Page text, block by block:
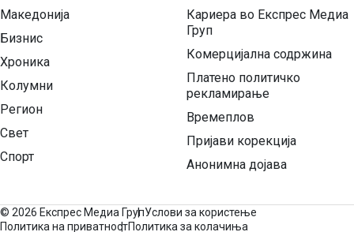
Македонија
Бизнис
Хроника
Колумни
Регион
Свет
Спорт
Кариера во Експрес Медиа
Груп
Комерцијална содржина
Платено политичко
рекламирање
Времеплов
Пријави корекција
Анонимна дојава
© 2026 Експрес Медиа ГрупУслови за користење
Политика на приватностПолитика за колачиња